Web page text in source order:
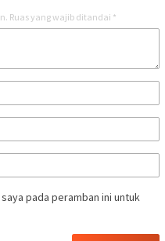
Ruas yang wajib ditandai *
pada peramban ini untuk